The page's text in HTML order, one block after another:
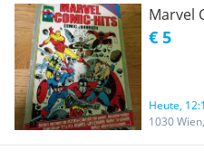
Marvel
€ 5
Heute,
1030